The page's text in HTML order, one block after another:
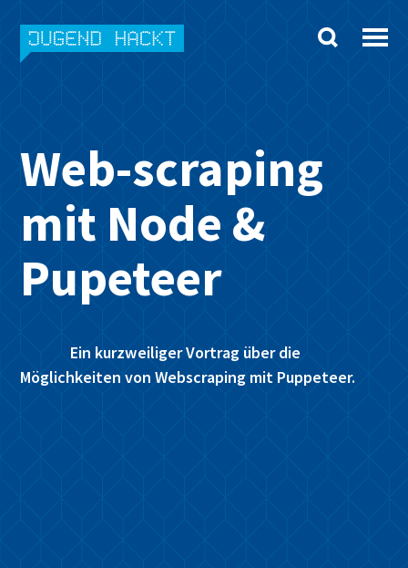
Skip
to
Web-scraping
mit Node &
Pupeteer
Ein kurzweiliger Vortrag über die
Möglichkeiten von Webscraping mit Puppeteer.